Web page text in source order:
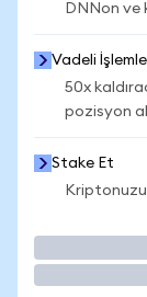
DNNon ve
Vadeli
50x
pozisyon
Stake Et